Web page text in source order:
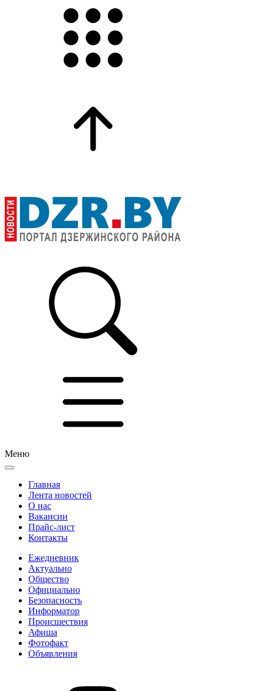
Меню
Главная
Лента новостей
О нас
Вакансии
Прайс-лист
Контакты
Ежедневник
Актуально
Общество
Официально
Безопасность
Информатор
Происшествия
Афиша
Фотофакт
Объявления